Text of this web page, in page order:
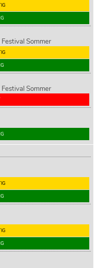
Sommer
Sommer